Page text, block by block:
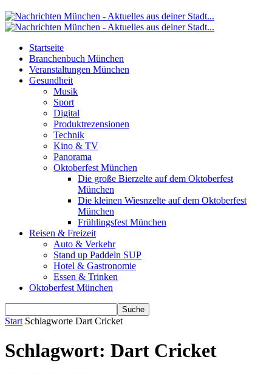
Startseite
Branchenbuch München
Veranstaltungen München
Gesundheit
Musik
Sport
Digital
Produktrezensionen
Technik
Kino & TV
Panorama
Oktoberfest München
Die große Bierzelte auf dem Oktoberfest
München
Die kleinen Wiesnzelte auf dem Oktoberfest
München
Frühlingsfest München
Reisen & Freizeit
Auto & Verkehr
Stand up Paddeln SUP
Hotel & Gastronomie
Essen & Trinken
Oktoberfest München
Start Schlagworte Dart Cricket
Schlagwort: Dart Cricket